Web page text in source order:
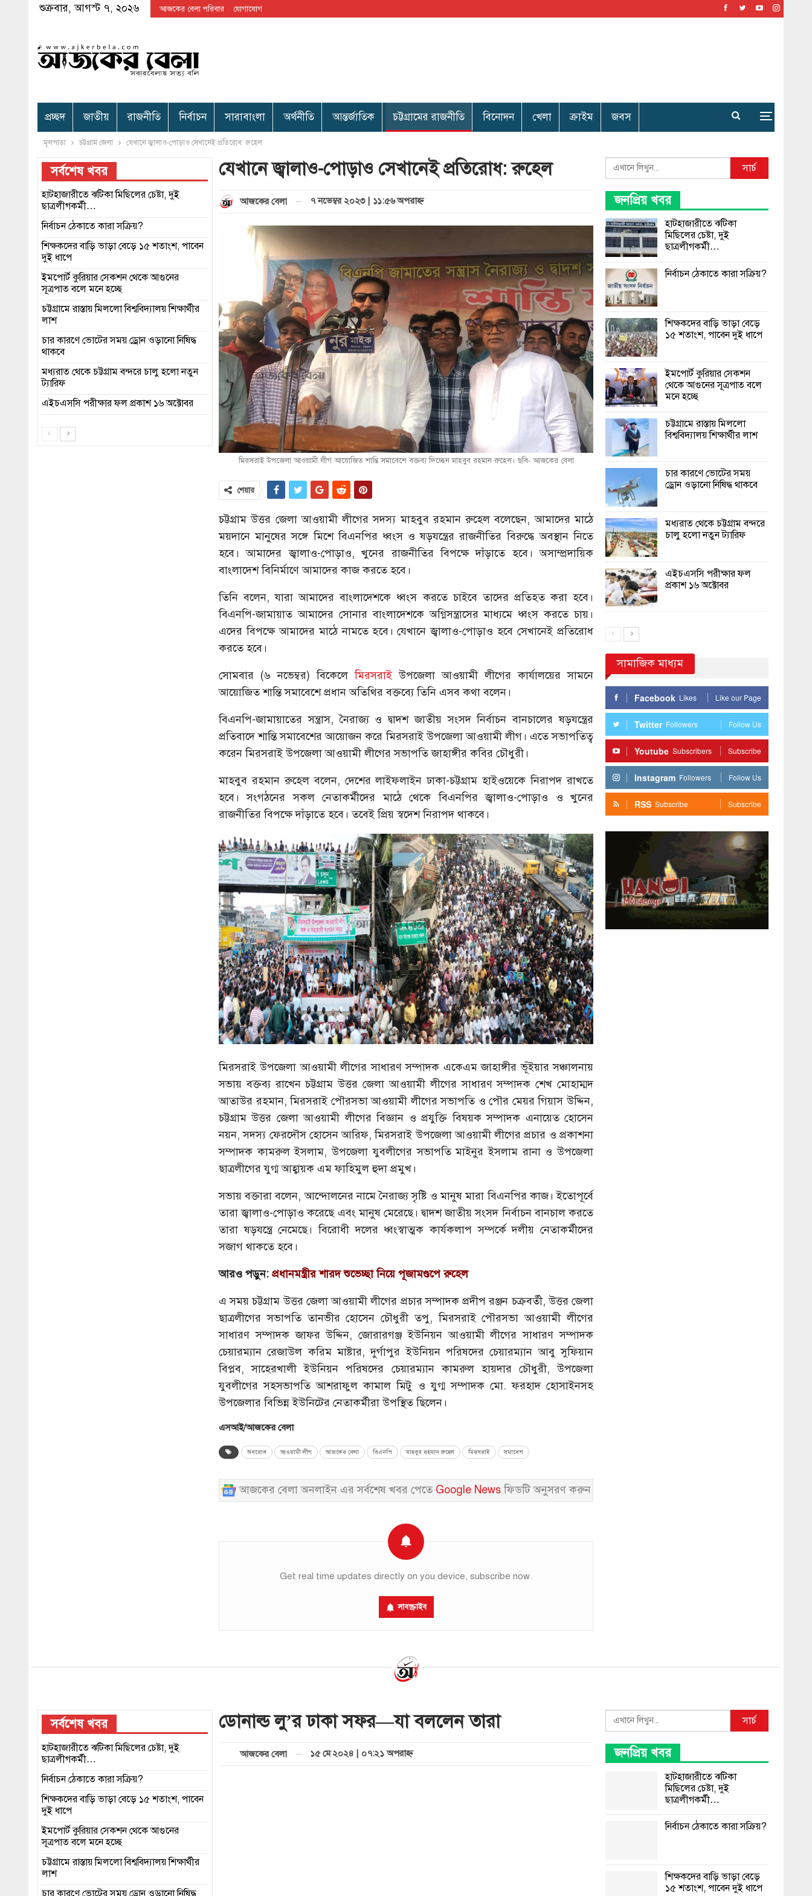
শুক্রবার, আগস্ট ৭, ২০২৬ আজকের বেলা পরিবার যোগাযোগ
প্রচ্ছদ জাতীয় রাজনীতি নির্বাচন সারাবাংলা অর্থনীতি আন্তর্জাতিক চট্টগ্রামের রাজনীতি বিনোদন খেলা ক্রাইম জবস
মূলপাতা চট্টগ্রাম জেলা যেখানে জ্বালাও-পোড়াও সেখানেই প্রতিরোধ: রুহেল
যেখানে জ্বালাও-পোড়াও সেখানেই প্রতিরোধ: রুহেল
আজকের বেলা ৭ নভেম্বর ২০২৩ | ১১:৫৬ অপরাহ্ণ
মিরসরাই উপজেলা আওয়ামী লীগ আয়োজিত শান্তি সমাবেশে বক্তব্য দিচ্ছেন মাহবুব রহমান রুহেল। ছবি- আজকের বেলা
শেয়ার
চট্টগ্রাম উত্তর জেলা আওয়ামী লীগের সদস্য মাহবুব রহমান রুহেল বলেছেন, আমাদের মাঠে
ময়দানে মানুষের সঙ্গে মিশে বিএনপির ধ্বংস ও ষড়যন্ত্রের রাজনীতির বিরুদ্ধে অবস্থান নিতে
হবে। আমাদের জ্বালাও-পোড়াও, খুনের রাজনীতির বিপক্ষে দাঁড়াতে হবে। অসাম্প্রদায়িক
বাংলাদেশ বিনির্মাণে আমাদের কাজ করতে হবে।
তিনি বলেন, যারা আমাদের বাংলাদেশকে ধ্বংস করতে চাইবে তাদের প্রতিহত করা হবে।
বিএনপি-জামায়াত আমাদের সোনার বাংলাদেশকে অগ্নিসন্ত্রাসের মাধ্যমে ধ্বংস করতে চায়।
এদের বিপক্ষে আমাদের মাঠে নামতে হবে। যেখানে জ্বালাও-পোড়াও হবে সেখানেই প্রতিরোধ
করতে হবে।
সোমবার (৬ নভেম্বর) বিকেলেমিরসরাইউপজেলা আওয়ামী লীগের কার্যালয়ের সামনে
আয়োজিত শান্তি সমাবেশে প্রধান অতিথির বক্তব্যে তিনি এসব কথা বলেন।
বিএনপি-জামায়াতের সন্ত্রাস, নৈরাজ্য ও দ্বাদশ জাতীয় সংসদ নির্বাচন বানচালের ষড়যন্ত্রের
প্রতিবাদে শান্তি সমাবেশের আয়োজন করে মিরসরাই উপজেলা আওয়ামী লীগ। এতে সভাপতিত্ব
করেন মিরসরাই উপজেলা আওয়ামী লীগের সভাপতি জাহাঙ্গীর কবির চৌধুরী।
মাহবুব রহমান রুহেল বলেন, দেশের লাইফলাইন ঢাকা-চট্টগ্রাম হাইওয়েকে নিরাপদ রাখতে
হবে। সংগঠনের সকল নেতাকর্মীদের মাঠে থেকে বিএনপির জ্বালাও-পোড়াও ও খুনের
রাজনীতির বিপক্ষে দাঁড়াতে হবে। তবেই প্রিয় স্বদেশ নিরাপদ থাকবে।
মিরসরাই উপজেলা আওয়ামী লীগের সাধারণ সম্পাদক একেএম জাহাঙ্গীর ভূঁইয়ার সঞ্চালনায়
সভায় বক্তব্য রাখেন চট্টগ্রাম উত্তর জেলা আওয়ামী লীগের সাধারণ সম্পাদক শেখ মোহাম্মদ
আতাউর রহমান, মিরসরাই পৌরসভা আওয়ামী লীগের সভাপতি ও পৌর মেয়র গিয়াস উদ্দিন,
চট্টগ্রাম উত্তর জেলা আওয়ামী লীগের বিজ্ঞান ও প্রযুক্তি বিষয়ক সম্পাদক এনায়েত হোসেন
নয়ন, সদস্য ফেরদৌস হোসেন আরিফ, মিরসরাই উপজেলা আওয়ামী লীগের প্রচার ও প্রকাশনা
সম্পাদক কামরুল ইসলাম, উপজেলা যুবলীগের সভাপতি মাইনুর ইসলাম রানা ও উপজেলা
ছাত্রলীগের যুগ্ম আহ্বায়ক এম ফাহিমুল হুদা প্রমুখ।
সভায় বক্তারা বলেন, আন্দোলনের নামে নৈরাজ্য সৃষ্টি ও মানুষ মারা বিএনপির কাজ। ইতোপূর্বে
তারা জ্বালাও-পোড়াও করেছে এবং মানুষ মেরেছে। দ্বাদশ জাতীয় সংসদ নির্বাচন বানচাল করতে
তারা ষড়যন্ত্রে নেমেছে। বিরোধী দলের ধ্বংস্বাত্মক কার্যকলাপ সম্পর্কে দলীয় নেতাকর্মীদের
সজাগ থাকতে হবে।
আরও পড়ুন: প্রধানমন্ত্রীর শারদ শুভেচ্ছা নিয়ে পূজামণ্ডপে রুহেল
এ সময় চট্টগ্রাম উত্তর জেলা আওয়ামী লীগের প্রচার সম্পাদক প্রদীপ রঞ্জন চক্রবর্তী, উত্তর জেলা
ছাত্রলীগের সভাপতি তানভীর হোসেন চৌধুরী তপু, মিরসরাই পৌরসভা আওয়ামী লীগের
সাধারণ সম্পাদক জাফর উদ্দিন, জোরারগঞ্জ ইউনিয়ন আওয়ামী লীগের সাধারণ সম্পাদক
চেয়ারম্যান রেজাউল করিম মাষ্টার, দুর্গাপুর ইউনিয়ন পরিষদের চেয়ারম্যান আবু সুফিয়ান
বিপ্লব, সাহেরখালী ইউনিয়ন পরিষদের চেয়ারম্যান কামরুল হায়দার চৌধুরী, উপজেলা
যুবলীগের সহসভাপতি আশরাফুল কামাল মিটু ও যুগ্ম সম্পাদক মো. ফরহাদ হোসাইনসহ
উপজেলার বিভিন্ন ইউনিটের নেতাকর্মীরা উপস্থিত ছিলেন।
এসআই/আজকের বেলা
অবরোধ আওয়ামী লীগ আজকের বেলা বিএনপি মাহবুব রহমান রুহেল মিরসরাই সমাবেশ
আজকের বেলা অনলাইন এর সর্বশেষ খবর পেতে Google Newsফিডটি অনুসরণ করুন
Get real time updates directly on you device, subscribe now.
সাবস্ক্রাইব
Search সার্চ
জনপ্রিয় খবর
হাটহাজারীতে ঝটিকা
মিছিলের চেষ্টা, দুই
ছাত্রলীগকর্মী…
নির্বাচন ঠেকাতে কারা সক্রিয়?
শিক্ষকদের বাড়ি ভাড়া বেড়ে
১৫ শতাংশ, পাবেন দুই ধাপে
ইমপোর্ট কুরিয়ার সেকশন
থেকে আগুনের সূত্রপাত বলে
মনে হচ্ছে
চট্টগ্রামে রাস্তায় মিললো
বিশ্ববিদ্যালয় শিক্ষার্থীর লাশ
চার কারণে ভোটের সময়
ড্রোন ওড়ানো নিষিদ্ধ থাকবে
মধ্যরাত থেকে চট্টগ্রাম বন্দরে
চালু হলো নতুন ট্যারিফ
এইচএসসি পরীক্ষার ফল
প্রকাশ ১৬ অক্টোবর
সামাজিক মাধ্যম
Facebook Likes Like our Page
Twitter Followers Follow Us
Youtube Subscribers Subscribe
Instagram Followers Follow Us
RSS Subscribe Subscribe
সর্বশেষ খবর
হাটহাজারীতে ঝটিকা মিছিলের চেষ্টা, দুই
ছাত্রলীগকর্মী…
নির্বাচন ঠেকাতে কারা সক্রিয়?
শিক্ষকদের বাড়ি ভাড়া বেড়ে ১৫ শতাংশ, পাবেন
দুই ধাপে
ইমপোর্ট কুরিয়ার সেকশন থেকে আগুনের
সূত্রপাত বলে মনে হচ্ছে
চট্টগ্রামে রাস্তায় মিললো বিশ্ববিদ্যালয় শিক্ষার্থীর
লাশ
চার কারণে ভোটের সময় ড্রোন ওড়ানো নিষিদ্ধ
থাকবে
মধ্যরাত থেকে চট্টগ্রাম বন্দরে চালু হলো নতুন
ট্যারিফ
এইচএসসি পরীক্ষার ফল প্রকাশ ১৬ অক্টোবর
ডোনাল্ড লু’র ঢাকা সফর—যা বললেন তারা
আজকের বেলা ১৫ মে ২০২৪ | ০৭:২১ অপরাহ্ণ
Search সার্চ
জনপ্রিয় খবর
হাটহাজারীতে ঝটিকা
মিছিলের চেষ্টা, দুই
ছাত্রলীগকর্মী…
নির্বাচন ঠেকাতে কারা সক্রিয়?
শিক্ষকদের বাড়ি ভাড়া বেড়ে
১৫ শতাংশ, পাবেন দুই ধাপে
সর্বশেষ খবর
হাটহাজারীতে ঝটিকা মিছিলের চেষ্টা, দুই
ছাত্রলীগকর্মী…
নির্বাচন ঠেকাতে কারা সক্রিয়?
শিক্ষকদের বাড়ি ভাড়া বেড়ে ১৫ শতাংশ, পাবেন
দুই ধাপে
ইমপোর্ট কুরিয়ার সেকশন থেকে আগুনের
সূত্রপাত বলে মনে হচ্ছে
চট্টগ্রামে রাস্তায় মিললো বিশ্ববিদ্যালয় শিক্ষার্থীর
লাশ
চার কারণে ভোটের সময় ড্রোন ওড়ানো নিষিদ্ধ